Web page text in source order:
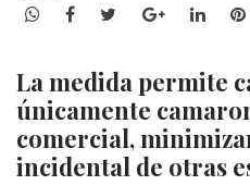
WhatsApp
Facebook
TwitterGoogle+
La medida permite
únicamente
comercial,
incidental de otras